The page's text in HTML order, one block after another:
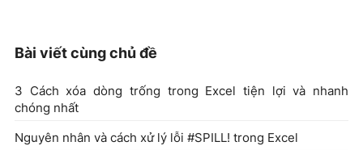
Bài viết cùng chủ đề
3 Cách xóa dòng trống trong Excel tiện lợi và nhanh
chóng nhất
Nguyên nhân và cách xử lý lỗi #SPILL! trong Excel